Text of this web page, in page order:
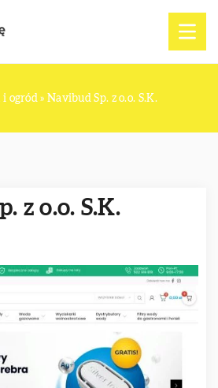
i ogród » Navibud Sp. z o.o. S.K.
z o.o. S.K.